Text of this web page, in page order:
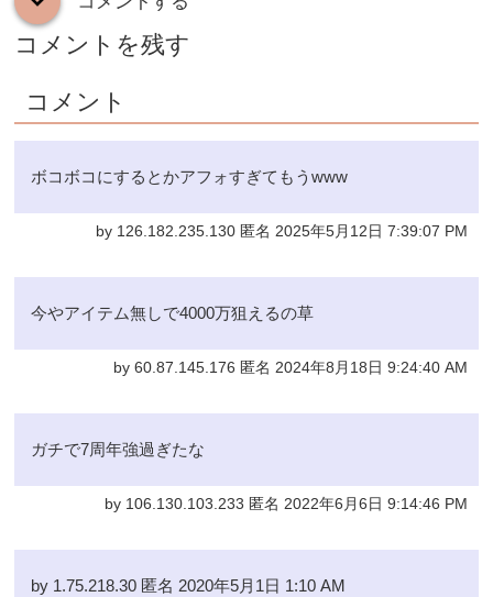
コメントを残す
コメント
ボコボコにするとかアフォすぎてもうwww
by 126.182.235.130 匿名 2025年5月12日 7:39:07 PM
今やアイテム無しで4000万狙えるの草
by 60.87.145.176 匿名 2024年8月18日 9:24:40 AM
ガチで7周年強過ぎたな
by 106.130.103.233 匿名 2022年6月6日 9:14:46 PM
by 1.75.218.30 匿名 2020年5月1日 1:10 AM